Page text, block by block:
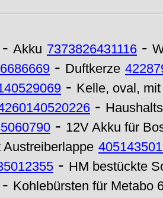
- Akku 7373826431116 -
- Duftkerze
- Kelle, oval,
-
- 12V Akku für
- HM bestückte
- Kohlebürsten für Metabo